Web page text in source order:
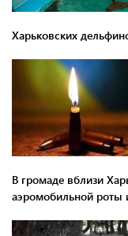
Харьковских
В громаде вблизи
аэромобильной роты